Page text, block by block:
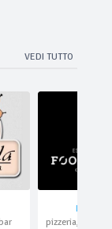
VEDI TUTTO
Food